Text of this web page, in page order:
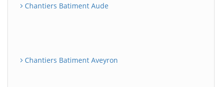
Chantiers Batiment Aude
Chantiers Batiment Aveyron